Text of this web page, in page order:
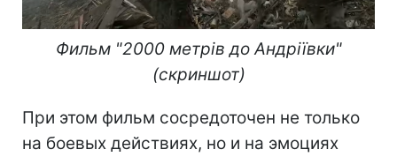
Фильм "2000 метрів до Андріївки"
(скриншот)
При этом фильм сосредоточен не только
на боевых действиях, но и на эмоциях